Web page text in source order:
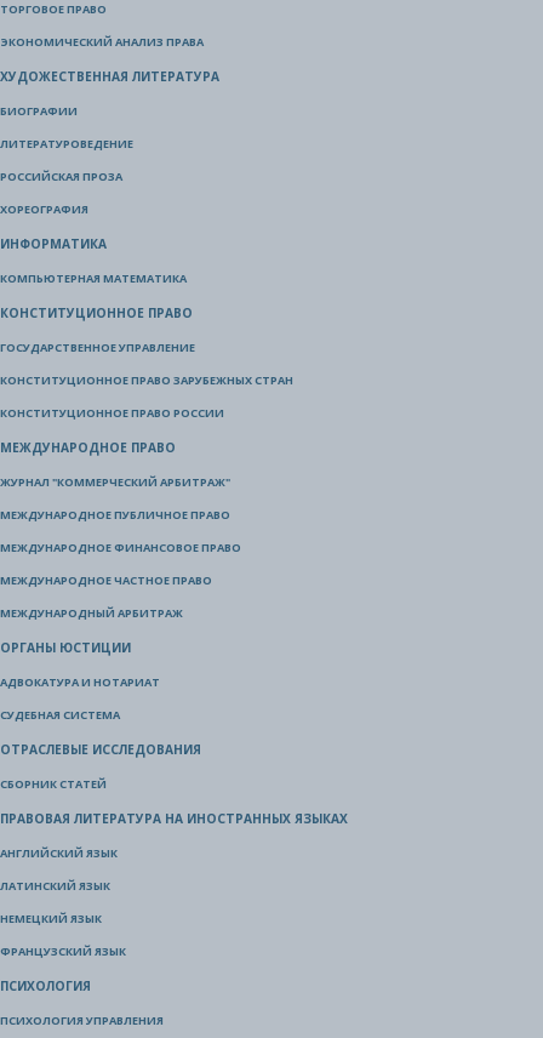
ТОРГОВОЕ ПРАВО
ЭКОНОМИЧЕСКИЙ АНАЛИЗ ПРАВА
ХУДОЖЕСТВЕННАЯ ЛИТЕРАТУРА
БИОГРАФИИ
ЛИТЕРАТУРОВЕДЕНИЕ
РОССИЙСКАЯ ПРОЗА
ХОРЕОГРАФИЯ
ИНФОРМАТИКА
КОМПЬЮТЕРНАЯ МАТЕМАТИКА
КОНСТИТУЦИОННОЕ ПРАВО
ГОСУДАРСТВЕННОЕ УПРАВЛЕНИЕ
КОНСТИТУЦИОННОЕ ПРАВО ЗАРУБЕЖНЫХ СТРАН
КОНСТИТУЦИОННОЕ ПРАВО РОССИИ
МЕЖДУНАРОДНОЕ ПРАВО
ЖУРНАЛ "КОММЕРЧЕСКИЙ АРБИТРАЖ"
МЕЖДУНАРОДНОЕ ПУБЛИЧНОЕ ПРАВО
МЕЖДУНАРОДНОЕ ФИНАНСОВОЕ ПРАВО
МЕЖДУНАРОДНОЕ ЧАСТНОЕ ПРАВО
МЕЖДУНАРОДНЫЙ АРБИТРАЖ
ОРГАНЫ ЮСТИЦИИ
АДВОКАТУРА И НОТАРИАТ
СУДЕБНАЯ СИСТЕМА
ОТРАСЛЕВЫЕ ИССЛЕДОВАНИЯ
СБОРНИК СТАТЕЙ
ПРАВОВАЯ ЛИТЕРАТУРА НА ИНОСТРАННЫХ ЯЗЫКАХ
АНГЛИЙСКИЙ ЯЗЫК
ЛАТИНСКИЙ ЯЗЫК
НЕМЕЦКИЙ ЯЗЫК
ФРАНЦУЗСКИЙ ЯЗЫК
ПСИХОЛОГИЯ
ПСИХОЛОГИЯ УПРАВЛЕНИЯ